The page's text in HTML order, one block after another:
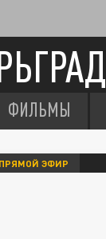
ФИЛЬМЫ
ПРЯМОЙ ЭФИР